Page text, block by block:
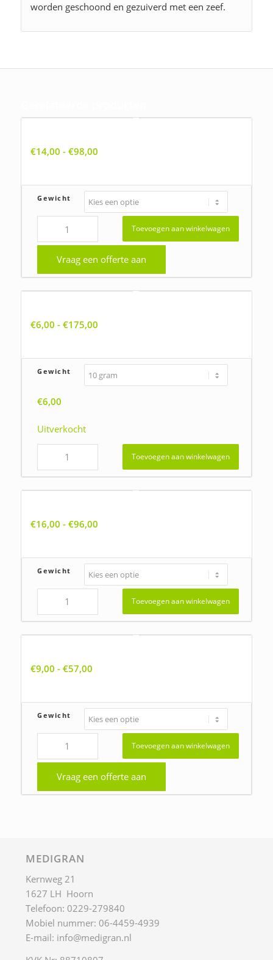
worden geschoond en gezuiverd met een zeef.
€14,00 - €98,00
€98,00
Gewicht
Toevoegen aan winkelwagen
Vraag een offerte aan
€6,00 - €175,00
€175,00
Gewicht
€6,00
Uitverkocht
Toevoegen aan winkelwagen
€16,00 - €96,00
€96,00
Gewicht
Toevoegen aan winkelwagen
€9,00 - €57,00
€57,00
Gewicht
Toevoegen aan winkelwagen
Vraag een offerte aan
MEDIGRAN
Kernweg 21
1627 LH Hoorn
Telefoon: 0229-279840
Mobiel nummer: 06-4459-4939
E-mail: info@medigran.nl